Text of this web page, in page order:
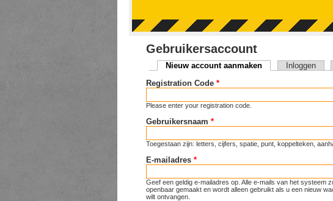
Gebruikersaccount
Primaire tabs
Nieuw account aanmaken (actieve tabblad)
Inloggen
Registration Code *
Please enter your registration code.
Gebruikersnaam *
Toegestaan zijn: letters, cijfers, spatie, punt, koppelteken,
E-mailadres *
Geef een geldig e-mailadres op. Alle e-mails van het systeem
openbaar gemaakt en wordt alleen gebruikt als u een nieuw
wilt ontvangen.